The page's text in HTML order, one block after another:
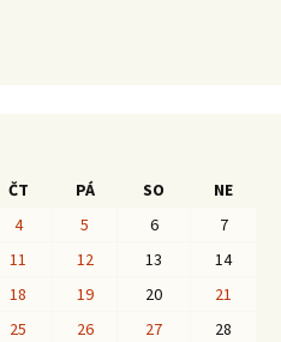
ČT PÁ SO
NE
4 5 6
7
11 12 13
14
18 19 20
21
25 26 27
28